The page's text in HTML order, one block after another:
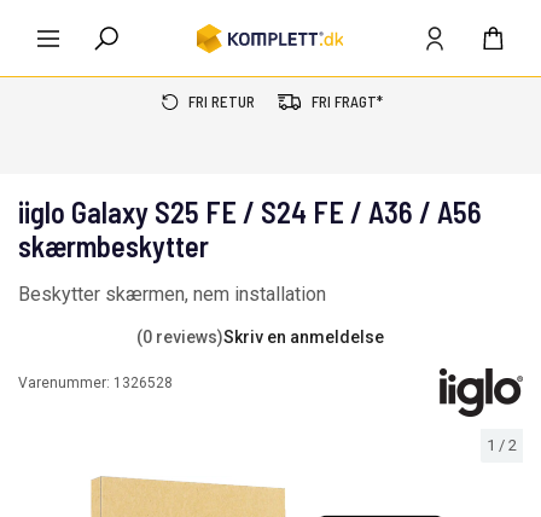
FRI RETUR FRI FRAGT*
1 / 2
iiglo Galaxy S25 FE / S24 FE / A36 / A56
skærmbeskytter
Beskytter skærmen, nem installation
(0 reviews)Skriv en anmeldelse
Varenummer: 1326528